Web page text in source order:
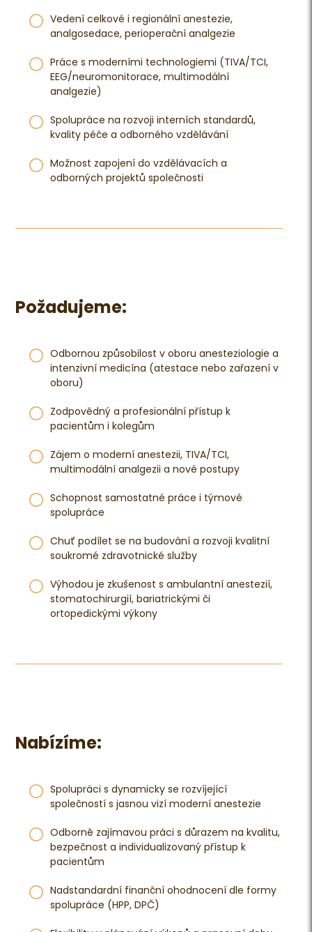
Vedení celkové i regionální anestezie,
analgosedace, perioperační analgezie
Práce s moderními technologiemi (TIVA/TCI,
EEG/neuromonitorace, multimodální
analgezie)
Spolupráce na rozvoji interních standardů,
kvality péče a odborného vzdělávání
Možnost zapojení do vzdělávacích a
odborných projektů společnosti
Požadujeme:
Odbornou způsobilost v oboru anesteziologie a
intenzivní medicína (atestace nebo zařazení v
oboru)
Zodpovědný a profesionální přístup k
pacientům i kolegům
Zájem o moderní anestezii, TIVA/TCI,
multimodální analgezii a nové postupy
Schopnost samostatné práce i týmové
spolupráce
Chuť podílet se na budování a rozvoji kvalitní
soukromé zdravotnické služby
Výhodou je zkušenost s ambulantní anestezií,
stomatochirurgií, bariatrickými či
ortopedickými výkony
Nabízíme:
Spolupráci s dynamicky se rozvíjející
společností s jasnou vizí moderní anestezie
Odborně zajímavou práci s důrazem na kvalitu,
bezpečnost a individualizovaný přístup k
pacientům
Nadstandardní finanční ohodnocení dle formy
spolupráce (HPP, DPČ)